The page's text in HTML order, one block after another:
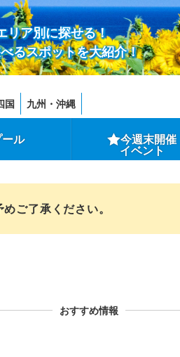
リア別に探せる！
るスポットを大紹介！
国 九州・沖縄
ル 今週末開催
イベント
ご了承ください。
おすすめ情報